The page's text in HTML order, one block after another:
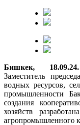
Бишкек,
Заместитель
водных ресурсов,
промышленности
создания
хозяйств
агропромышленного